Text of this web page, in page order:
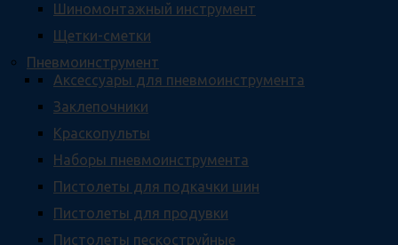
Шиномонтажный инструмент
Щетки-сметки
Пневмоинструмент
Аксессуары для пневмоинструмента
Заклепочники
Краскопульты
Наборы пневмоинструмента
Пистолеты для подкачки шин
Пистолеты для продувки
Пистолеты пескоструйные